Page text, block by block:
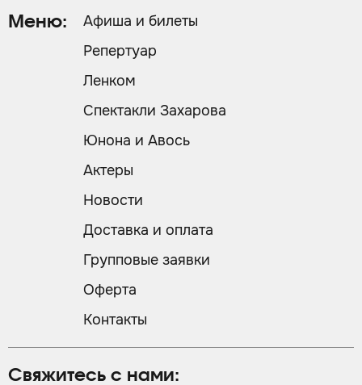
Свяжитесь с нами:
Меню:
Афиша и билеты
Репертуар
Ленком
Спектакли Захарова
Юнона и Авось
Актеры
Новости
Доставка и оплата
Групповые заявки
Оферта
Контакты